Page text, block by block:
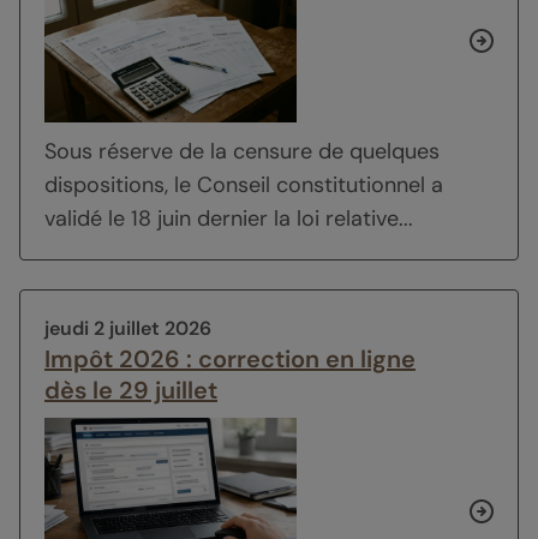
Sous réserve de la censure de quelques
dispositions, le Conseil constitutionnel a
validé le 18 juin dernier la loi relative...
jeudi 2 juillet 2026
Impôt 2026 : correction en ligne
dès le 29 juillet